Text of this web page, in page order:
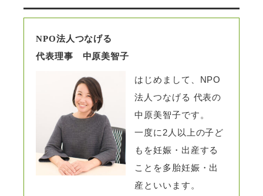
NPO法人つなげる
代表理事 中原美智子
はじめまして、NPO
法人つなげる 代表の
中原美智子です。
一度に2人以上の子ど
もを妊娠・出産する
ことを多胎妊娠・出
産といいます。